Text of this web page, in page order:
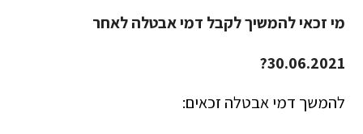
מי זכאי להמשיך לקבל דמי אבטלה לאחר
30.06.2021?
להמשך דמי אבטלה זכאים: